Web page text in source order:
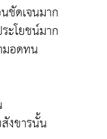
ชัดเจนมาก
ะโยชน์มาก
มอดทน
งขารนั้น